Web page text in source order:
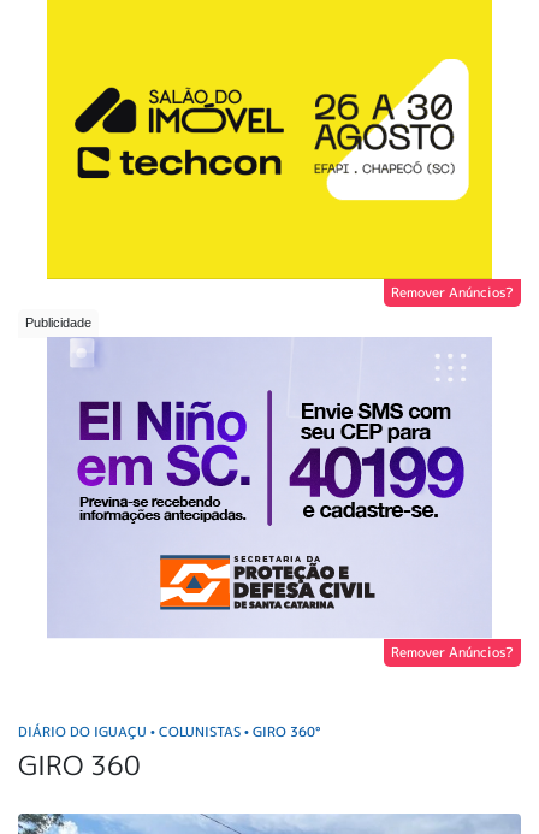
Remover Anúncios?
Remover Anúncios?
DIÁRIO DO IGUAÇU • COLUNISTAS • GIRO 360°
GIRO 360